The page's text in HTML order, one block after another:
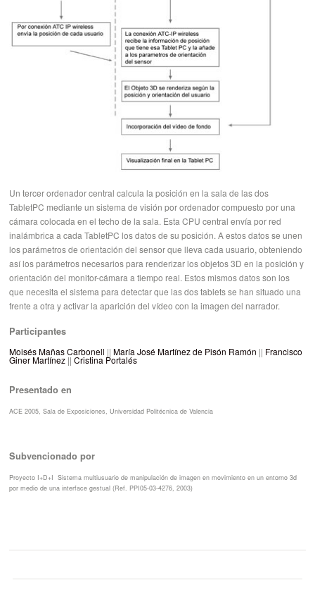
Un tercer ordenador central calcula la posición en la sala de las dos
TabletPC mediante un sistema de visión por ordenador compuesto por una
cámara colocada en el techo de la sala. Esta CPU central envía por red
inalámbrica a cada TabletPC los datos de su posición. A estos datos se unen
los parámetros de orientación del sensor que lleva cada usuario, obteniendo
así los parámetros necesarios para renderizar los objetos 3D en la posición y
orientación del monitor-cámara a tiempo real. Estos mismos datos son los
que necesita el sistema para detectar que las dos tablets se han situado una
frente a otra y activar la aparición del vídeo con la imagen del narrador.
Participantes
Moisés Mañas Carbonell ||María José Martínez de Pisón Ramón || Francisco
Giner Martínez ||Cristina Portalés
Presentado en
ACE 2005, Sala de Exposiciones, Universidad Politécnica de Valencia
Subvencionado por
Proyecto I+D+I Sistema multiusuario de manipulación de imagen en movimiento en un entorno 3d
por medio de una interface gestual (Ref. PPI05-03-4276, 2003)